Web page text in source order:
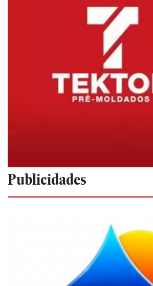
Publicidades